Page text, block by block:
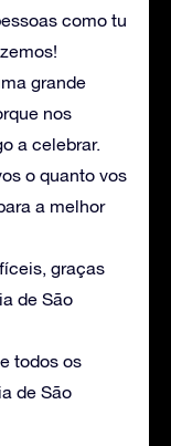
como tu
grande
nos
a celebrar.
o quanto vos
a melhor
graças
de São
todos os
de São